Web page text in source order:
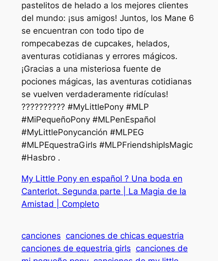
pastelitos de helado a los mejores clientes
del mundo: ¡sus amigos! Juntos, los Mane 6
se encuentran con todo tipo de
rompecabezas de cupcakes, helados,
aventuras cotidianas y errores mágicos.
¡Gracias a una misteriosa fuente de
pociones mágicas, las aventuras cotidianas
se vuelven verdaderamente ridículas!
?????????? #MyLittlePony #MLP
#MiPequeñoPony #MLPenEspañol
#MyLittlePonycanción #MLPEG
#MLPEquestraGirls #MLPFriendshipIsMagic
#Hasbro .
My Little Pony en español ? Una boda en
Canterlot. Segunda parte | La Magia de la
Amistad | Completo
canciones canciones de chicas equestria
canciones de equestria girls canciones de